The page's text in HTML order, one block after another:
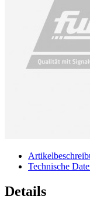
Technische
Details